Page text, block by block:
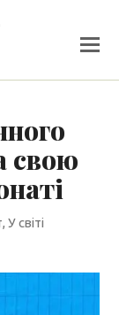
свою
,У світі